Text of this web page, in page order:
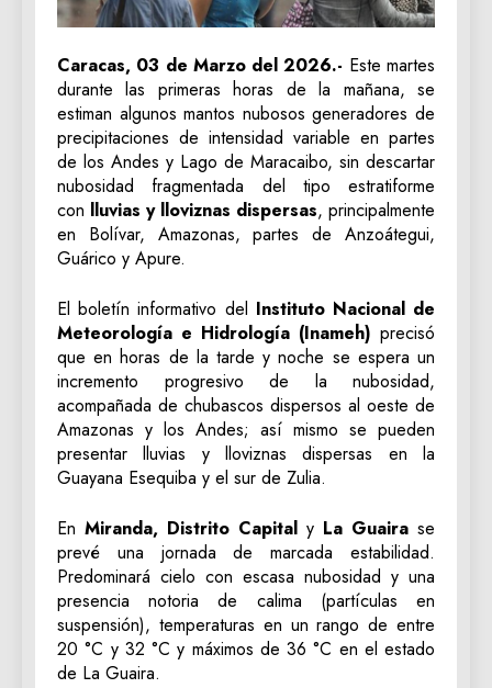
Caracas, 03 de Marzo del 2026.- Este martes
durante las primeras horas de la mañana, se
estiman algunos mantos nubosos generadores de
precipitaciones de intensidad variable en partes
de los Andes y Lago de Maracaibo, sin descartar
nubosidad fragmentada del tipo estratiforme
con lluvias y lloviznas dispersas, principalmente
en Bolívar, Amazonas, partes de Anzoátegui,
Guárico y Apure.
El boletín informativo del Instituto Nacional de
Meteorología e Hidrología (Inameh) precisó
que en horas de la tarde y noche se espera un
incremento progresivo de la nubosidad,
acompañada de chubascos dispersos al oeste de
Amazonas y los Andes; así mismo se pueden
presentar lluvias y lloviznas dispersas en la
Guayana Esequiba y el sur de Zulia.
En Miranda, Distrito Capital y La Guaira se
prevé una jornada de marcada estabilidad.
Predominará cielo con escasa nubosidad y una
presencia notoria de calima (partículas en
suspensión), temperaturas en un rango de entre
20 °C y 32 °C y máximos de 36 °C en el estado
de La Guaira.